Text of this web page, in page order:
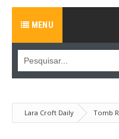
MENU
Lara Croft Daily Tomb
eleito um dos melhores jogos